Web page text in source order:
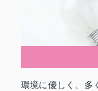
環境に優しく、多